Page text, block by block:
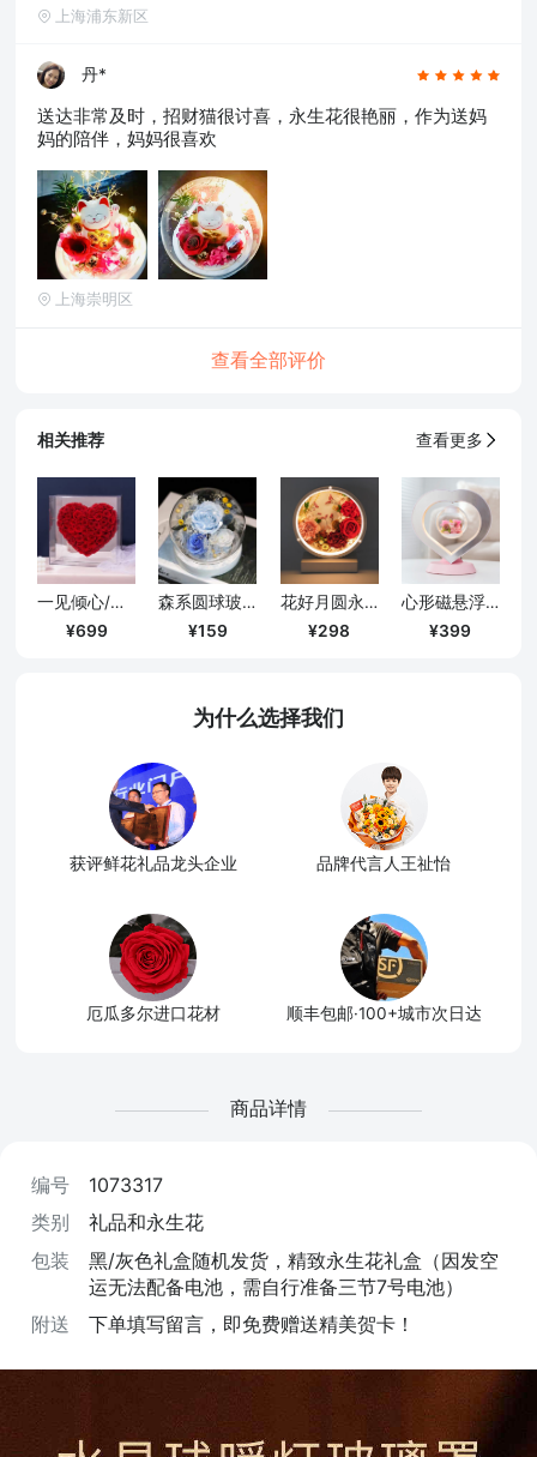
上海浦东新区
丹*
送达非常及时，招财猫很讨喜，永生花很艳丽，作为送妈
妈的陪伴，妈妈很喜欢
上海崇明区
查看全部评价
相关推荐 查看更多
一见倾心/镜面爱心永生花礼盒-挚爱红
699
森系圆球玻璃罩带灯款摆件/蓝色
159
花好月圆永生花台灯/送长辈老师定制款
298
心形磁悬浮永生花夜灯/带音箱款
399
为什么选择我们
获评鲜花礼品龙头企业 品牌代言人王祉怡
厄瓜多尔进口花材 顺丰包邮·100+城市次日达
商品详情
编号
1073317
类别
礼品和永生花
包装
黑/灰色礼盒随机发货，精致永生花礼盒（因发空
运无法配备电池，需自行准备三节7号电池）
附送
下单填写留言，即免费赠送精美贺卡！